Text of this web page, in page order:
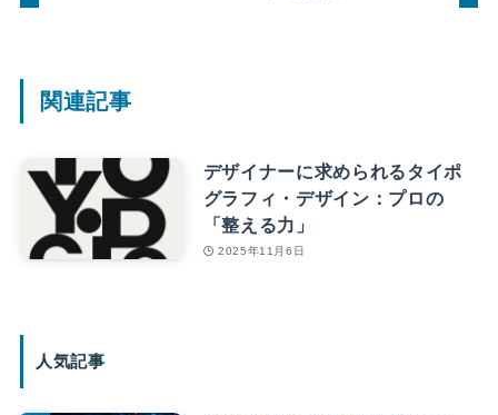
関連記事
デザイナーに求められるタイポ
グラフィ・デザイン：プロの
「整える力」
2025年11月6日
人気記事